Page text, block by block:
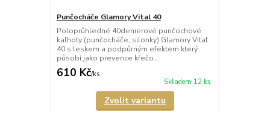
Punčocháče Glamory Vital 40
Poloprůhledné 40denierové punčochové
kalhoty (punčocháče, silonky) Glamory Vital
40 s leskem a podpůrným efektem který
působí jako prevence křečo...
610 Kč/ks
Skladem 12 ks
Zvolit variantu